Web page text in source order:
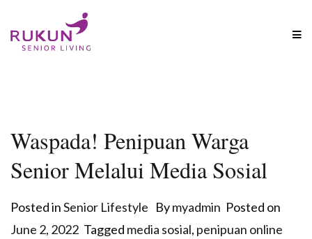
to
content
Waspada! Penipuan Warga
Senior Melalui Media Sosial
Posted inSenior Lifestyle Bymyadmin Posted on
June 2, 2022 Tagged media sosial, penipuan online